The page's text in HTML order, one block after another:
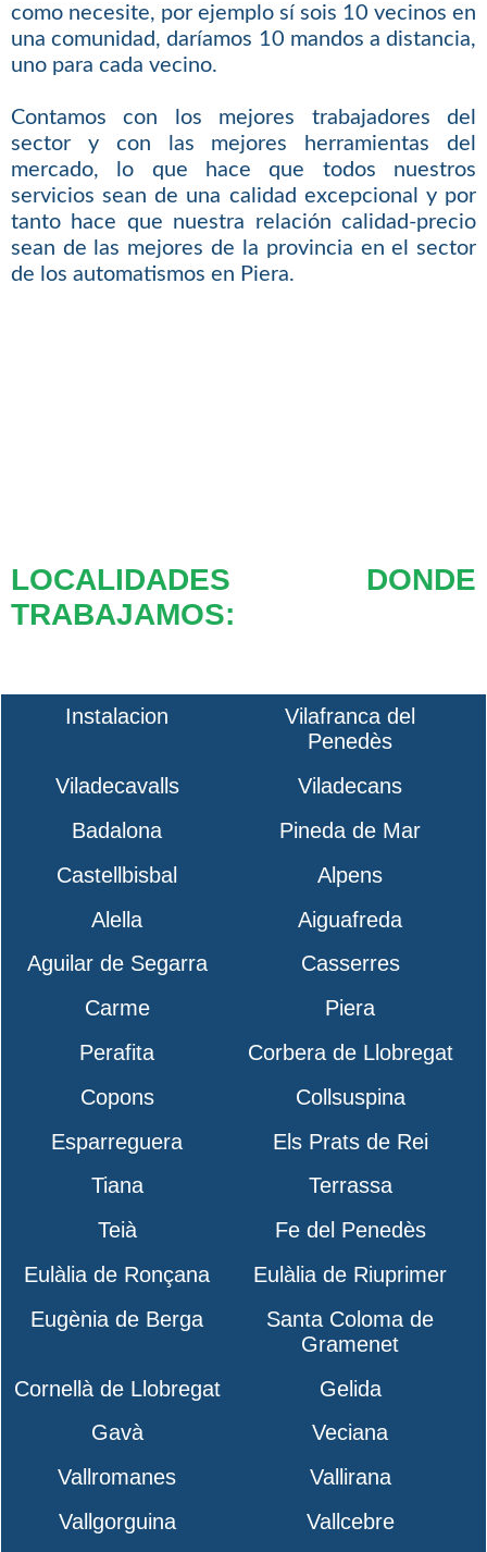
como necesite, por ejemplo sí sois 10 vecinos en
una comunidad, daríamos 10 mandos a distancia,
uno para cada vecino.
Contamos con los mejores trabajadores del
sector y con las mejores herramientas del
mercado, lo que hace que todos nuestros
servicios sean de una calidad excepcional y por
tanto hace que nuestra relación calidad-precio
sean de las mejores de la provincia en el sector
de los automatismos en Piera.
LOCALIDADES DONDE
TRABAJAMOS:
Instalacion
Vilafranca del
Penedès
Viladecavalls
Viladecans
Badalona
Pineda de Mar
Castellbisbal
Alpens
Alella
Aiguafreda
Aguilar de Segarra
Casserres
Carme
Piera
Perafita
Corbera de Llobregat
Copons
Collsuspina
Esparreguera
Els Prats de Rei
Tiana
Terrassa
Teià
Fe del Penedès
Eulàlia de Ronçana
Eulàlia de Riuprimer
Eugènia de Berga
Santa Coloma de
Gramenet
Cornellà de Llobregat
Gelida
Gavà
Veciana
Vallromanes
Vallirana
Vallgorguina
Vallcebre